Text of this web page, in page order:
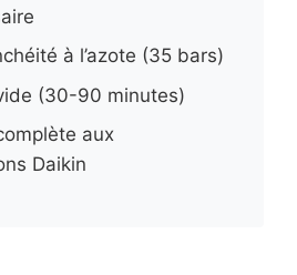
à l’azote (35 bars)
(30-90 minutes)
aux
Daikin